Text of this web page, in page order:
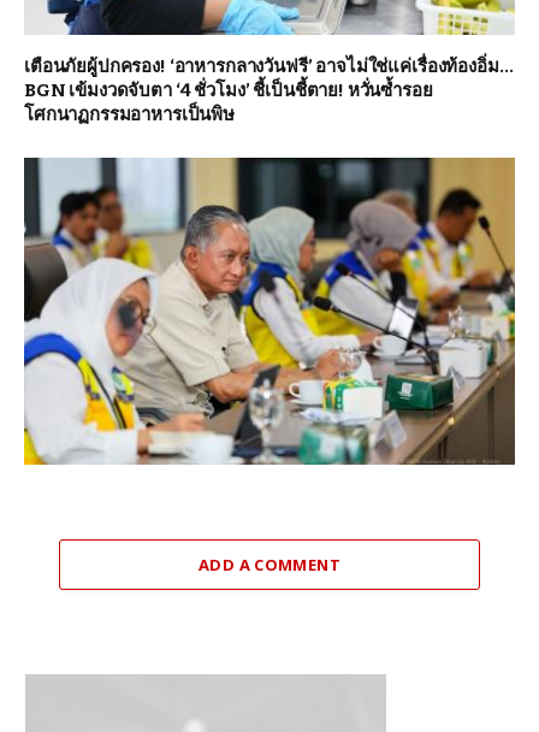
เตือนภัยผู้ปกครอง! ‘อาหารกลางวันฟรี’ อาจไม่ใช่แค่เรื่องท้องอิ่ม…
BGN เข้มงวดจับตา ‘4 ชั่วโมง’ ชี้เป็นชี้ตาย! หวั่นซ้ำรอย
โศกนาฏกรรมอาหารเป็นพิษ
ADD A COMMENT